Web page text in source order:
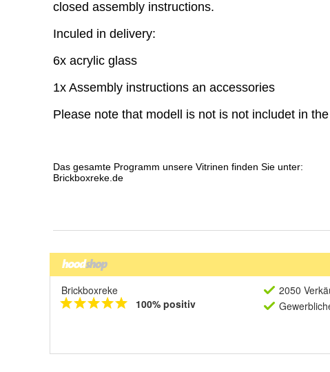
Brickboxreke
100% positiv
2050
Gewerblich